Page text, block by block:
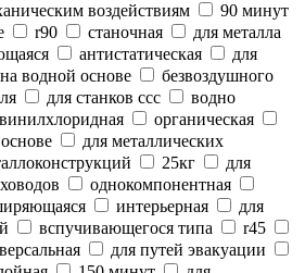
воздействиям
90 минут
r90 станочная
для металла
антистатическая
для
на водной основе
безвоздушного
для станков ссс
водно
органическая
для металлических
25кг
для
однокомпонентная
интерьерная
для
вспучивающегося типа
r45
для путей эвакуации